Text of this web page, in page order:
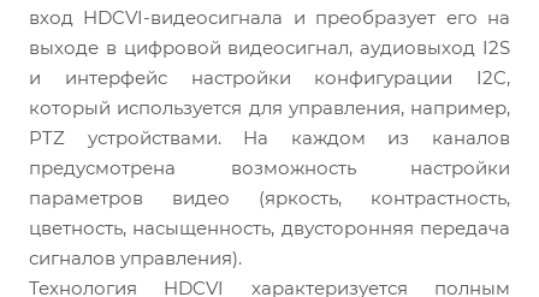
вход HDCVI-видеосигнала и преобразует его на
выходе в цифровой видеосигнал, аудиовыход I2S
и интерфейс настройки конфигурации I2C,
который используется для управления, например,
PTZ устройствами. На каждом из каналов
предусмотрена возможность настройки
параметров видео (яркость, контрастность,
цветность, насыщенность, двусторонняя передача
сигналов управления).
Технология HDCVI характеризуется полным